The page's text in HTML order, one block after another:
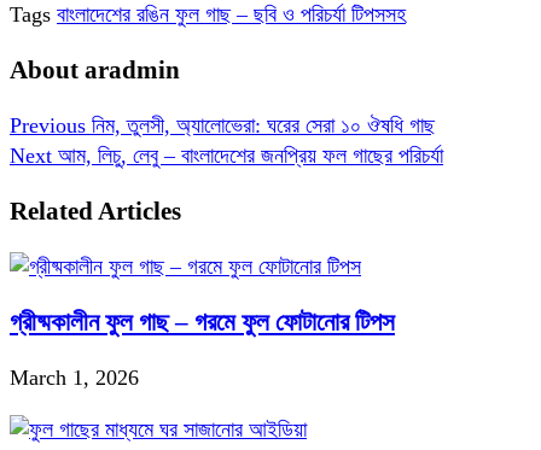
Tags বাংলাদেশের রঙিন ফুল গাছ – ছবি ও পরিচর্যা টিপসসহ
About aradmin
Previous নিম, তুলসী, অ্যালোভেরা: ঘরের সেরা ১০ ঔষধি গাছ
Next আম, লিচু, লেবু – বাংলাদেশের জনপ্রিয় ফল গাছের পরিচর্যা
Related Articles
গ্রীষ্মকালীন ফুল গাছ – গরমে ফুল ফোটানোর টিপস
March 1, 2026